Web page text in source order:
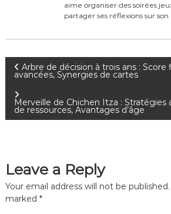
aime organiser des soirées
partager ses réflexions sur
P
s
n
a
Arbre de décision à trois ans : Score
avancées, Synergies de cartes
Merveille de Chichen Itza : Stratégies
de ressources, Avantages d’âge
Leave a Reply
Your email address will not be published.
marked *